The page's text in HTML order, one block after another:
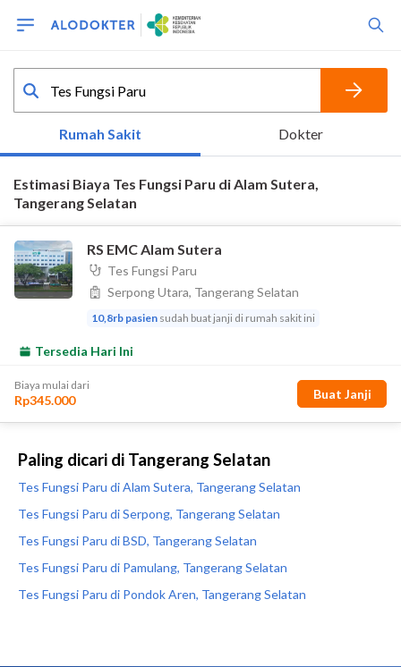
Paling dicari di Tangerang Selatan
Tes Fungsi Paru di Alam Sutera, Tangerang Selatan
Tes Fungsi Paru di Serpong, Tangerang Selatan
Tes Fungsi Paru di BSD, Tangerang Selatan
Tes Fungsi Paru di Pamulang, Tangerang Selatan
Tes Fungsi Paru di Pondok Aren, Tangerang Selatan